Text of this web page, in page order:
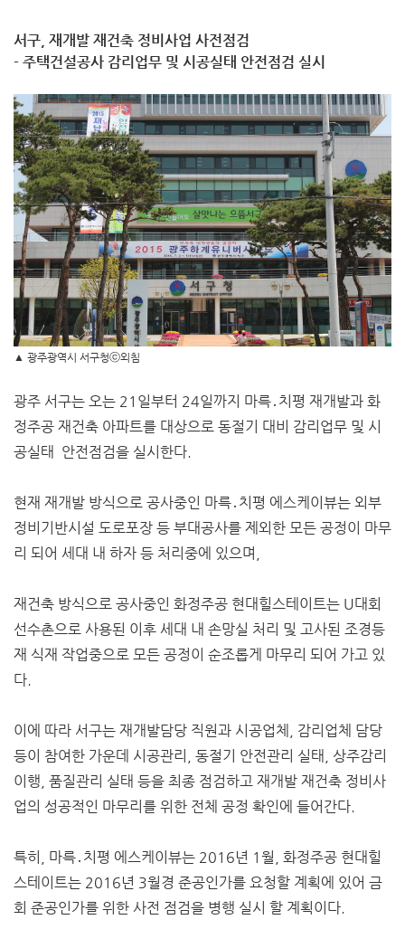
서구, 재개발 재건축 정비사업 사전점검
- 주택건설공사 감리업무 및 시공실태 안전점검 실시
▲ 광주광역시 서구청ⓒ외침
광주 서구는 오는 21일부터 24일까지 마륵․치평 재개발과 화
정주공 재건축 아파트를 대상으로 동절기 대비 감리업무 및 시
공실태 안전점검을 실시한다.
현재 재개발 방식으로 공사중인 마륵․치평 에스케이뷰는 외부
정비기반시설 도로포장 등 부대공사를 제외한 모든 공정이 마무
리 되어 세대 내 하자 등 처리중에 있으며,
재건축 방식으로 공사중인 화정주공 현대힐스테이트는 U대회
선수촌으로 사용된 이후 세대 내 손망실 처리 및 고사된 조경등
재 식재 작업중으로 모든 공정이 순조롭게 마무리 되어 가고 있
다.
이에 따라 서구는 재개발담당 직원과 시공업체, 감리업체 담당
등이 참여한 가운데 시공관리, 동절기 안전관리 실태, 상주감리
이행, 품질관리 실태 등을 최종 점검하고 재개발 재건축 정비사
업의 성공적인 마무리를 위한 전체 공정 확인에 들어간다.
특히, 마륵․치평 에스케이뷰는 2016년 1월, 화정주공 현대힐
스테이트는 2016년 3월경 준공인가를 요청할 계획에 있어 금
회 준공인가를 위한 사전 점검을 병행 실시 할 계획이다.